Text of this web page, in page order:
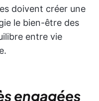
doivent créer une
le bien-être des
entre vie
engagées